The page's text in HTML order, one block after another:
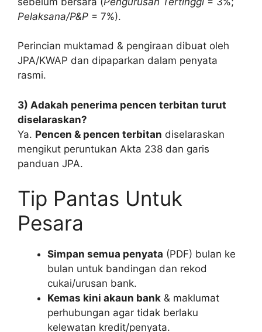
Pelaksana/P&P = 7%).
Perincian muktamad & pengiraan dibuat oleh
JPA/KWAP dan dipaparkan dalam penyata
rasmi.
3) Adakah penerima pencen terbitan turut
diselaraskan?
Ya. Pencen & pencen terbitan diselaraskan
mengikut peruntukan Akta 238 dan garis
panduan JPA.
Tip Pantas Untuk
Pesara
Simpan semua penyata (PDF) bulan ke
bulan untuk bandingan dan rekod
cukai/urusan bank.
Kemas kini akaun bank & maklumat
perhubungan agar tidak berlaku
kelewatan kredit/penyata.